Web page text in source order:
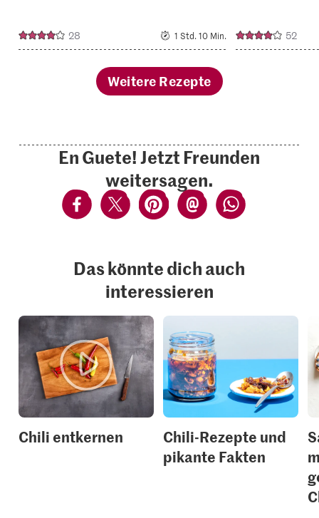
28 1 Std. 10 Min. 52
Weitere Rezepte
En Guete! Jetzt Freunden
weitersagen.
Das könnte dich auch
interessieren
Chili entkernen
Chili-Rezepte und
pikante Fakten